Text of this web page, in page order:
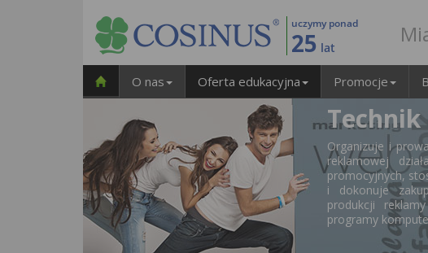
uczymy ponad
25 lat
O nas Oferta edukacyjna Promocje
Organizuje i
reklamowej
promocyjnych,
i dokonuje
produkcji
programy